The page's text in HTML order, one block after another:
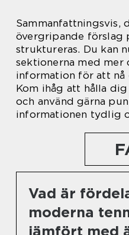
Sammanfattningsvis,
övergripande förslag
struktureras. Du kan
sektionerna med mer
information för att nå
Kom ihåg att hålla
och använd gärna
informationen tydlig
Vad är
moderna
jämfört med